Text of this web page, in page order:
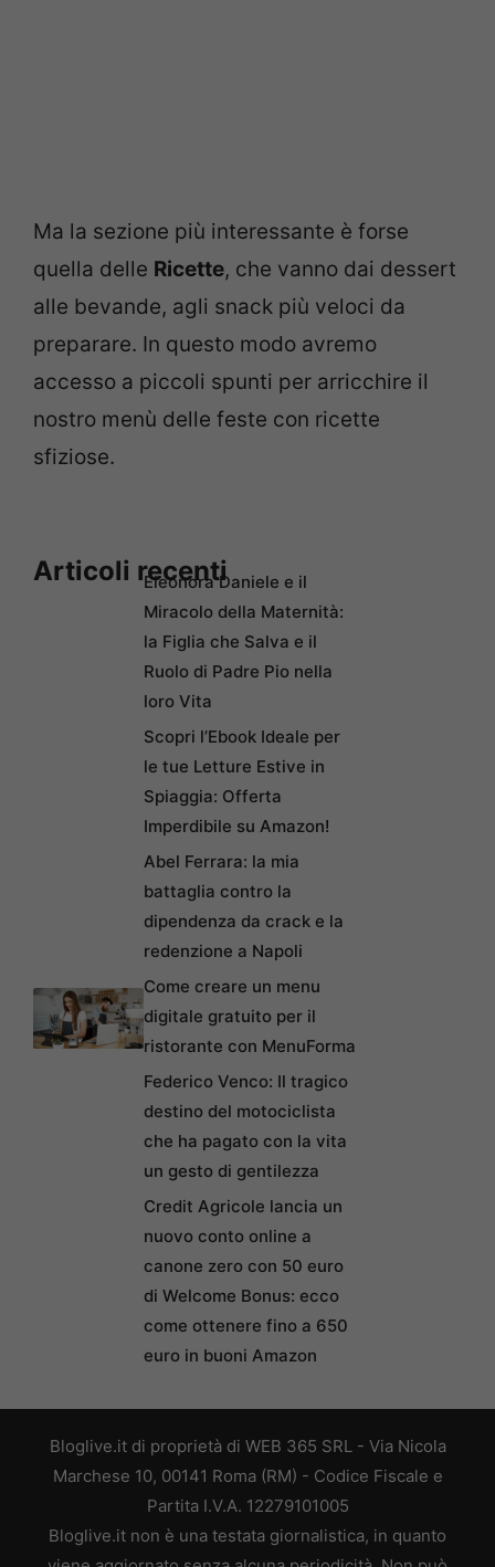
Ma la sezione più interessante è forse
quella delle Ricette, che vanno dai dessert
alle bevande, agli snack più veloci da
preparare. In questo modo avremo
accesso a piccoli spunti per arricchire il
nostro menù delle feste con ricette
sfiziose.
Articoli recentiEleonora Daniele e il
Miracolo della Maternità:
la Figlia che Salva e il
Ruolo di Padre Pio nella
loro Vita
Scopri l’Ebook Ideale per
le tue Letture Estive in
Spiaggia: Offerta
Imperdibile su Amazon!
Abel Ferrara: la mia
battaglia contro la
dipendenza da crack e la
redenzione a Napoli
Come creare un menu
digitale gratuito per il
ristorante con MenuForma
Federico Venco: Il tragico
destino del motociclista
che ha pagato con la vita
un gesto di gentilezza
Credit Agricole lancia un
nuovo conto online a
canone zero con 50 euro
di Welcome Bonus: ecco
come ottenere fino a 650
euro in buoni Amazon
Bloglive.it di proprietà di WEB 365 SRL - Via Nicola
Marchese 10, 00141 Roma (RM) - Codice Fiscale e
Partita I.V.A. 12279101005
Bloglive.it non è una testata giornalistica, in quanto